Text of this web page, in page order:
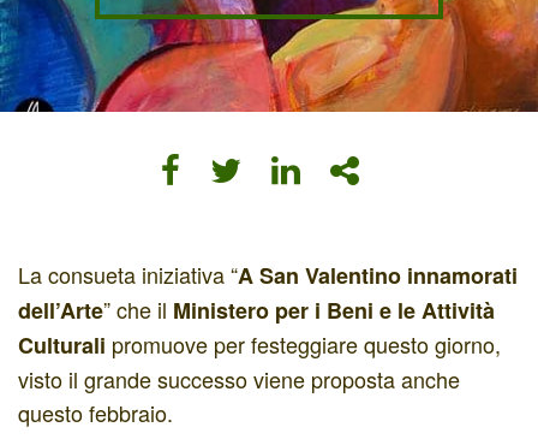
La consueta iniziativa “A San Valentino innamorati
dell’Arte” che il Ministero per i Beni e le Attività
Culturali promuove per festeggiare questo giorno,
visto il grande successo viene proposta anche
questo febbraio.